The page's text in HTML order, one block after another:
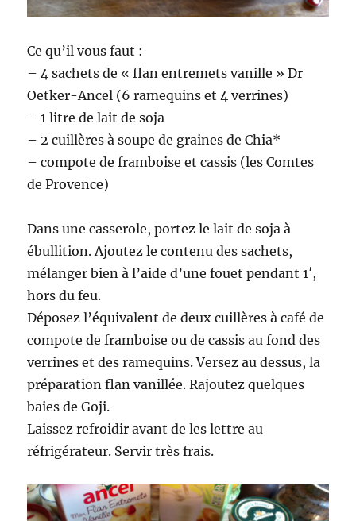
Ce qu’il vous faut :
– 4 sachets de « flan entremets vanille » Dr
Oetker-Ancel (6 ramequins et 4 verrines)
– 1 litre de lait de soja
– 2 cuillères à soupe de graines de Chia*
– compote de framboise et cassis (les Comtes
de Provence)
Dans une casserole, portez le lait de soja à
ébullition. Ajoutez le contenu des sachets,
mélanger bien à l’aide d’une fouet pendant 1′,
hors du feu.
Déposez l’équivalent de deux cuillères à café de
compote de framboise ou de cassis au fond des
verrines et des ramequins. Versez au dessus, la
préparation flan vanillée. Rajoutez quelques
baies de Goji.
Laissez refroidir avant de les lettre au
réfrigérateur. Servir très frais.